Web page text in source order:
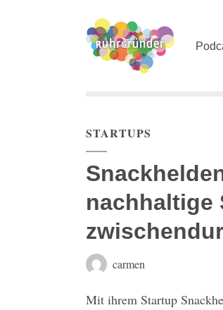
STARTUPS
nachhaltige
carmen
Mit ihrem Startup